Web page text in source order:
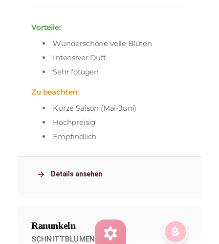
Vorteile:
Wunderschöne volle Blüten
Intensiver Duft
Sehr fotogen
Zu beachten:
Kurze Saison (Mai-Juni)
Hochpreisig
Empfindlich
arrow_forward Details ansehen
Ranunkeln
SCHNITTBLUMEN filter_vintage local_florist